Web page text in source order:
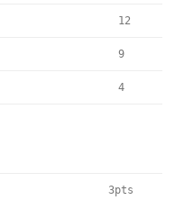
12
9
4
3pts